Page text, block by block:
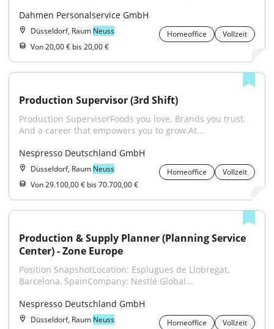
Dahmen Personalservice GmbH
Düsseldorf, Raum Neuss Homeoffice
Vollzeit
Von 20,00 € bis 20,00 €
Production Supervisor (3rd Shift)
Production SupervisorFoods you love. Brands you trust.
And a career that empowers you to grow.At...
Nespresso Deutschland GmbH
Düsseldorf, Raum Neuss Homeoffice
Vollzeit
Von 29.100,00 € bis 70.700,00 €
Production & Supply Planner (Planning Service
Center) - Zone Europe
Position SnapshotLocation: Esplugues de Llobregat,
Barcelona, SpainCompany: Nestlé Global...
Nespresso Deutschland GmbH
Düsseldorf, Raum Neuss Homeoffice Vollzeit